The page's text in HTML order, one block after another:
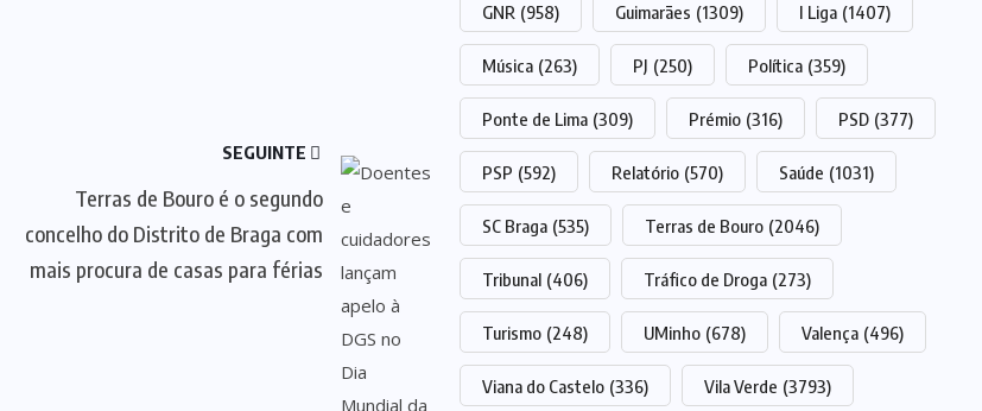
SEGUINTE
Terras de Bouro é o segundo
concelho do Distrito de Braga com
mais procura de casas para férias
GNR (958) Guimarães (1309) I Liga (1407)
Música (263) PJ (250) Política (359)
Ponte de Lima (309) Prémio (316) PSD (377)
PSP (592) Relatório (570) Saúde (1031)
SC Braga (535) Terras de Bouro (2046)
Tribunal (406) Tráfico de Droga (273)
Turismo (248) UMinho (678) Valença (496)
Viana do Castelo (336) Vila Verde (3793)